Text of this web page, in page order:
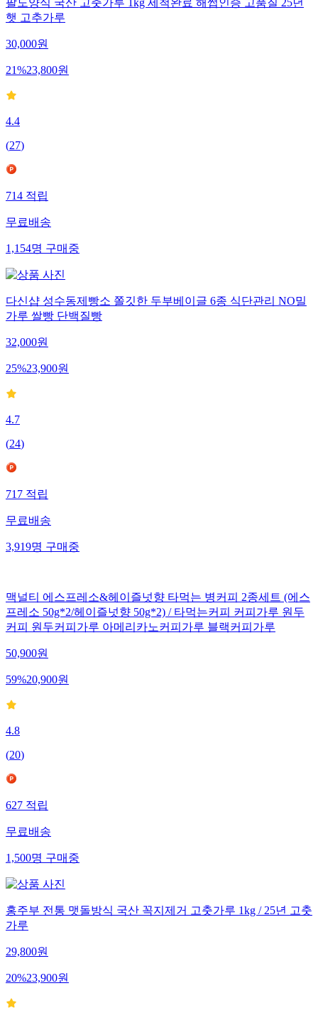
팔도양식 국산 고춧가루 1kg 세척완료 해썹인증 고품질 25년
햇 고추가루
30,000원
21%23,800원
4.4
(27)
714적립
무료배송
1,154명구매중
다신샵 성수동제빵소 쫄깃한 두부베이글 6종 식단관리 NO밀
가루 쌀빵 단백질빵
32,000원
25%23,900원
4.7
(24)
717적립
무료배송
3,919명구매중
맥널티 에스프레소&헤이즐넛향 타먹는 병커피 2종세트 (에스
프레소 50g*2/헤이즐넛향 50g*2) / 타먹는커피 커피가루 원두
커피 원두커피가루 아메리카노커피가루 블랙커피가루
50,900원
59%20,900원
4.8
(20)
627적립
무료배송
1,500명구매중
홍주부 전통 맷돌방식 국산 꼭지제거 고춧가루 1kg / 25년 고춧
가루
29,800원
20%23,900원